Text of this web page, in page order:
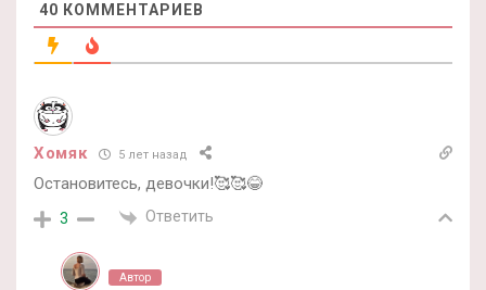
40 КОММЕНТАРИЕВ
Хомяк 5 лет назад
Остановитесь, девочки!🥰🥰😂
3 Ответить
Автор